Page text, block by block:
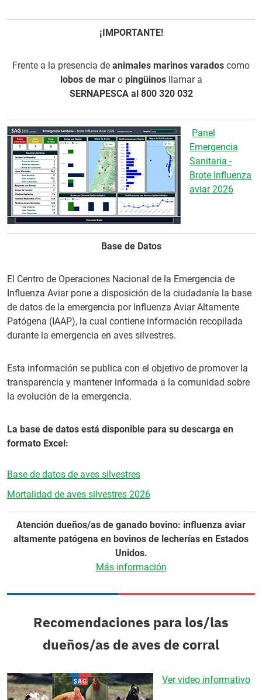
¡IMPORTANTE!
Frente a la presencia de animales marinos varados como
lobos de maro pingüinosllamar a
SERNAPESCA al 800 320 032
Panel
Emergencia
Sanitaria -
Brote Influenza
aviar 2026
Base de Datos
El Centro de Operaciones Nacional de la Emergencia de
Influenza Aviar pone a disposición de la ciudadanía la base
de datos de la emergencia por Influenza Aviar Altamente
Patógena (IAAP), la cual contiene información recopilada
durante la emergencia en aves silvestres.
Esta información se publica con el objetivo de promover la
transparencia y mantener informada a la comunidad sobre
la evolución de la emergencia.
La base de datos está disponible para su descarga en
formato Excel:
Base de datos de aves silvestres
Mortalidad de aves silvestres 2026
Atención dueños/as de ganado bovino: influenza aviar
altamente patógena en bovinos de lecherías en Estados
Unidos.
Más información
Recomendaciones para los/las
dueños/as de aves de corral
Ver video informativo